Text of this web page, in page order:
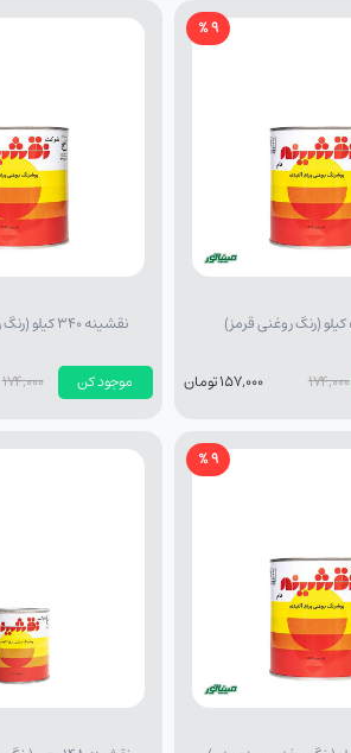
9 %
174,000 157,000 تومان
نقشینه 340 کیلو (رنگ روغنی زردلیمویی)
موجود کن 174,000
9 %